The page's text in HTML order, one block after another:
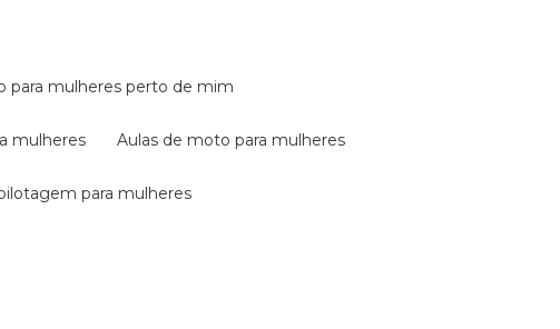
para mulheres perto de mim
mulheres aulas de moto para mulheres
para mulheres